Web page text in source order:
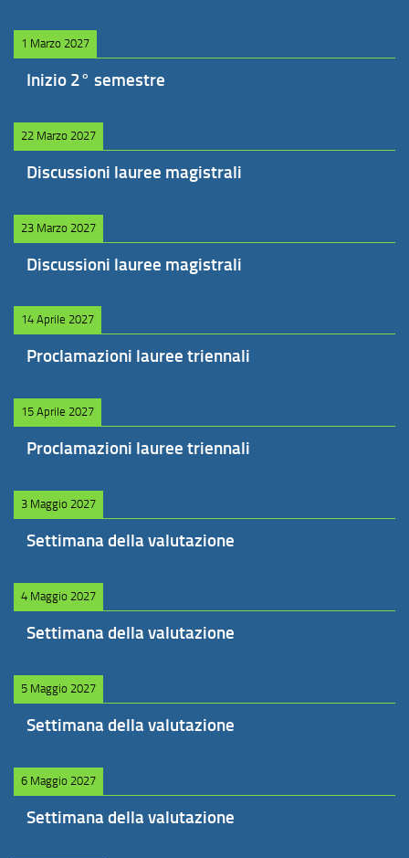
1 Marzo 2027
Inizio 2° semestre
22 Marzo 2027
Discussioni lauree magistrali
23 Marzo 2027
Discussioni lauree magistrali
14 Aprile 2027
Proclamazioni lauree triennali
15 Aprile 2027
Proclamazioni lauree triennali
3 Maggio 2027
Settimana della valutazione
4 Maggio 2027
Settimana della valutazione
5 Maggio 2027
Settimana della valutazione
6 Maggio 2027
Settimana della valutazione